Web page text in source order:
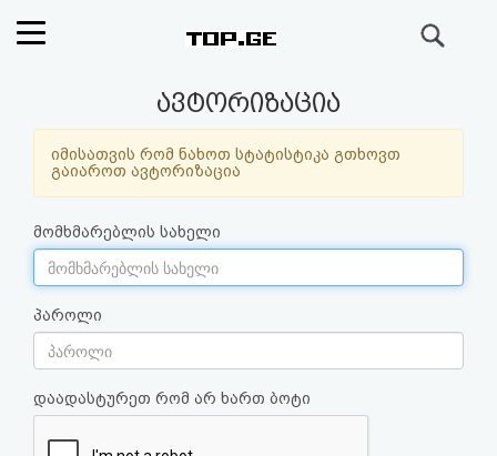
ფოსტა
კითხვა-
პასუხი
ავტორიზაცია
რეგისტრაცია
ავტორიზაცია
იმისათვის რომ ნახოთ სტატისტიკა გთხოვთ
გაიაროთ ავტორიზაცია
მომხმარებლის სახელი
პაროლი
დაადასტურეთ რომ არ ხართ ბოტი